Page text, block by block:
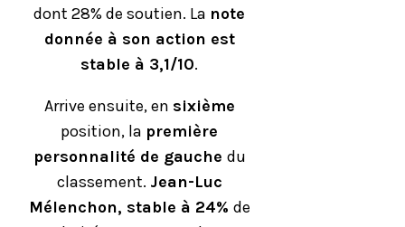
dont 28% de soutien. La note
donnée à son action est
stable à 3,1/10.
Arrive ensuite, en sixième
position, la première
personnalité de gauche du
classement. Jean-Luc
Mélenchon, stable à 24% de